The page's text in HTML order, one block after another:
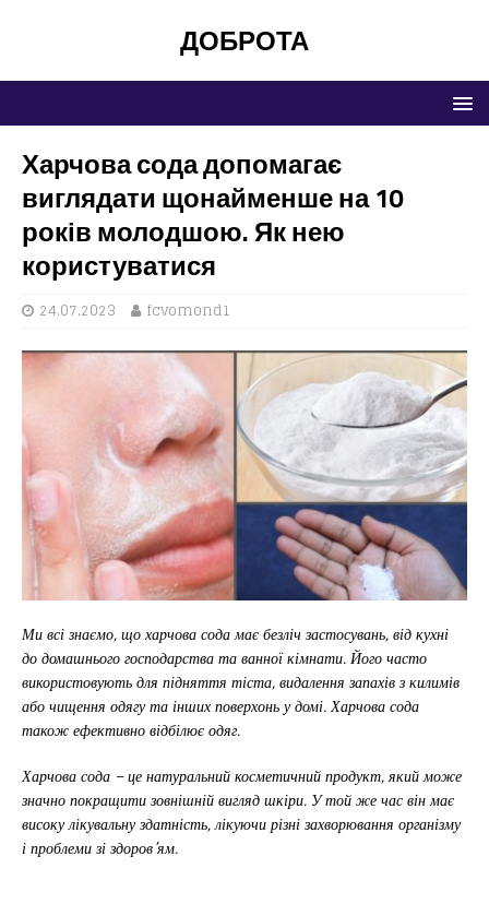
ДОБРОТА
Харчова сода допомагає
виглядати щонайменше на 10
років молодшою. Як нею
користуватися
24.07.2023 fcvomond1
Ми всі знаємо, що харчова сода має безліч застосувань, від кухні
до домашнього господарства та ванної кімнати. Його часто
використовують для підняття тіста, видалення запахів з килимів
або чищення одягу та інших поверхонь у домі. Харчова сода
також ефективно відбілює одяг.
Харчова сода – це натуральний косметичний продукт, який може
значно покращити зовнішній вигляд шкіри. У той же час він має
високу лікувальну здатність, лікуючи різні захворювання організму
і проблеми зі здоров’ям.